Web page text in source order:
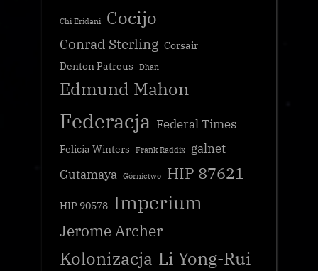
Chi Eridani Cocijo
Conrad Sterling Corsair
Denton Patreus
Dhan
Edmund Mahon
Federacja Federal Times
Felicia Winters Frank Raddix
galnet
Gutamaya Górnictwo HIP 87621
HIP 90578 Imperium
Jerome Archer
Kolonizacja Li Yong-Rui